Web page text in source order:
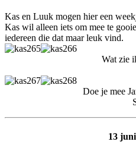
Kas en Luuk mogen hier een
Kas wil alleen iets om mee te
iedereen die dat maar leuk vind.
Wat zie
Wil je dit
Doe je
Samen spelen
13